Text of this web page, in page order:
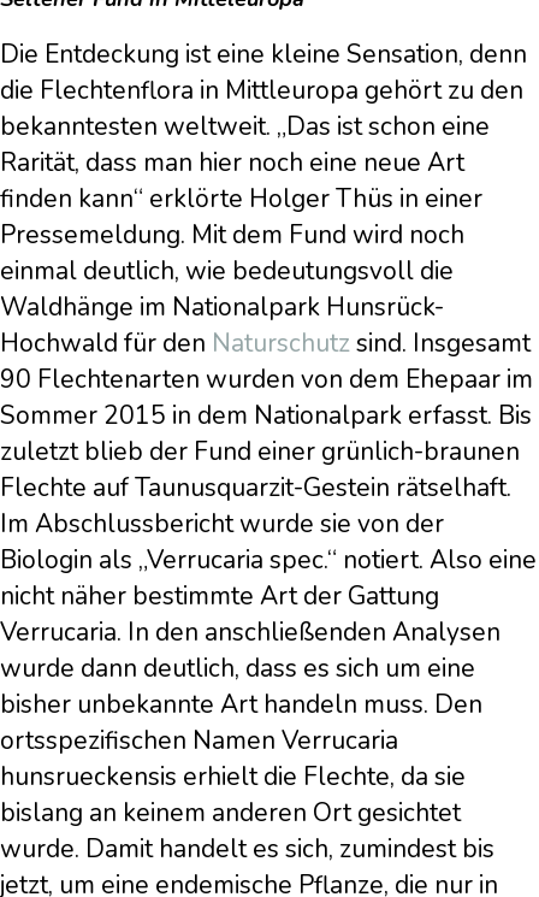
Die Entdeckung ist eine kleine Sensation, denn
die Flechtenflora in Mittleuropa gehört zu den
bekanntesten weltweit. „Das ist schon eine
Rarität, dass man hier noch eine neue Art
finden kann“ erklörte Holger Thüs in einer
Pressemeldung. Mit dem Fund wird noch
einmal deutlich, wie bedeutungsvoll die
Waldhänge im Nationalpark Hunsrück-
Hochwald für den Naturschutzsind. Insgesamt
90 Flechtenarten wurden von dem Ehepaar im
Sommer 2015 in dem Nationalpark erfasst. Bis
zuletzt blieb der Fund einer grünlich-braunen
Flechte auf Taunusquarzit-Gestein rätselhaft.
Im Abschlussbericht wurde sie von der
Biologin als „Verrucaria spec.“ notiert. Also eine
nicht näher bestimmte Art der Gattung
Verrucaria. In den anschließenden Analysen
wurde dann deutlich, dass es sich um eine
bisher unbekannte Art handeln muss. Den
ortsspezifischen Namen Verrucaria
hunsrueckensis erhielt die Flechte, da sie
bislang an keinem anderen Ort gesichtet
wurde. Damit handelt es sich, zumindest bis
jetzt, um eine endemische Pflanze, die nur in